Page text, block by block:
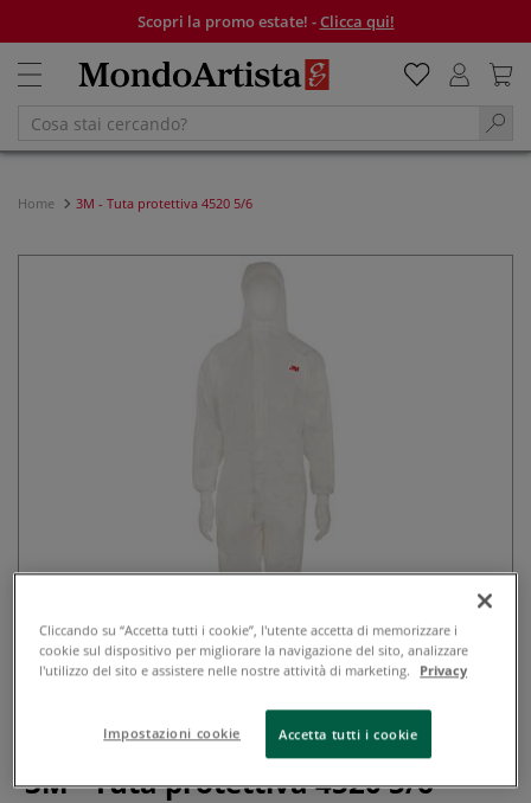
Scopri la promo estate! -Clicca qui!
Home 3M - Tuta protettiva 4520 5/6
3M - Tuta protettiva 4520 5/6
Cliccando su “Accetta tutti i cookie”, l'utente accetta di memorizzare i
cookie sul dispositivo per migliorare la navigazione del sito, analizzare
l'utilizzo del sito e assistere nelle nostre attività di marketing.
Privacy
Impostazioni cookie Accetta tutti i cookie